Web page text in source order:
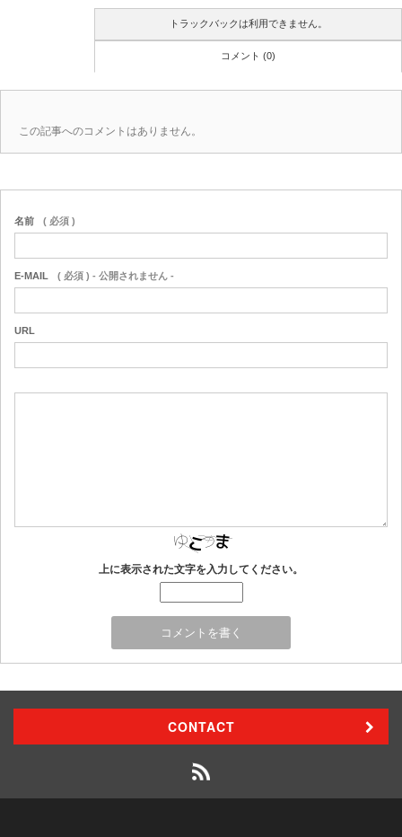
トラックバックは利用できません。
コメント (0)
この記事へのコメントはありません。
名前 ( 必須 )
E-MAIL ( 必須 ) - 公開されません -
URL
上に表示された文字を入力してください。
CONTACT